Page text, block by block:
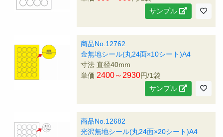
サンプル
商品No.12762
金無地シール(丸24面×10シート)A4
寸法 直径40mm
単価 2400～2930円/1袋
サンプル
商品No.12682
光沢無地シール(丸24面×20シート)A4